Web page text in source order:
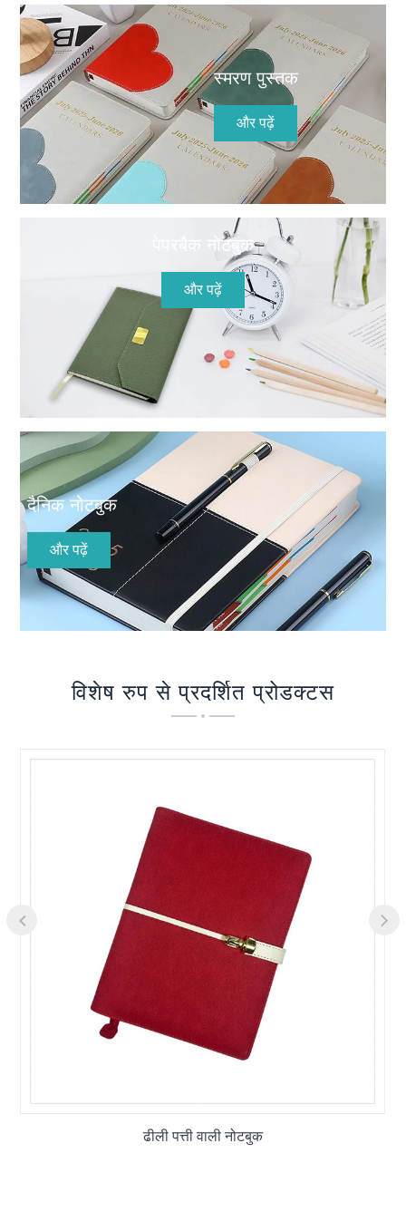
स्मरण पुस्तक
और पढ़ें
पेपरबैक नोटबुक
और पढ़ें
दैनिक नोटबुक
और पढ़ें
विशेष रुप से प्रदर्शित प्रोडक्टस
ढीली पत्ती वाली नोटबुक